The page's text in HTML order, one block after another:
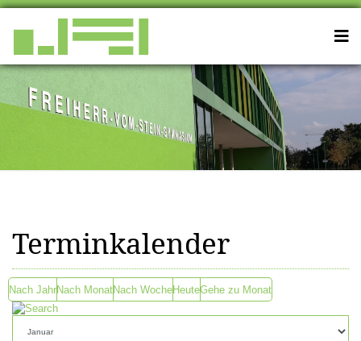
Terminkalender
Nach JahrNach MonatNach WocheHeuteGehe zu Monat